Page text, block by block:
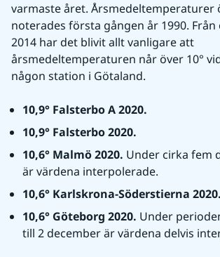
varmaste året. Årsmedeltemperaturer
noterades första gången år 1990. Från
2014 har det blivit allt vanligare att
årsmedeltemperaturen når över 10°
någon station i Götaland.
10,9° Falsterbo A 2020.
10,9° Falsterbo 2020.
10,6° Malmö 2020. Under cirka fem
är värdena interpolerade.
10,6° Karlskrona-Söderstierna 2020.
10,6° Göteborg 2020. Under
till 2 december är värdena delvis